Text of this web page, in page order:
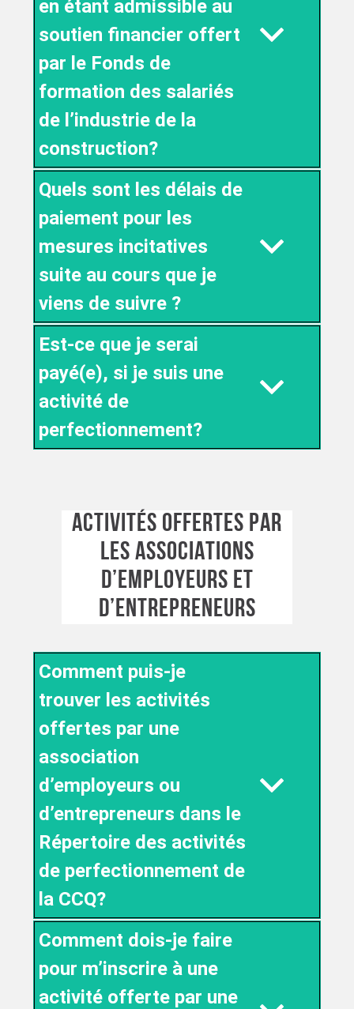
en étant admissible au
soutien financier offert
par le Fonds de
formation des salariés
de l’industrie de la
construction?
Quels sont les délais de
paiement pour les
mesures incitatives
suite au cours que je
viens de suivre ?
Est-ce que je serai
payé(e), si je suis une
activité de
perfectionnement?
ACTIVITÉS OFFERTES PAR
LES ASSOCIATIONS
D’EMPLOYEURS ET
D’ENTREPRENEURS
Comment puis-je
trouver les activités
offertes par une
association
d’employeurs ou
d’entrepreneurs dans le
Répertoire des activités
de perfectionnement de
la CCQ?
Comment dois-je faire
pour m’inscrire à une
activité offerte par une